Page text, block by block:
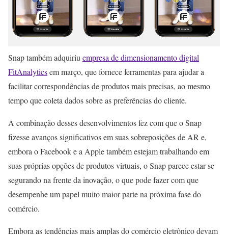
Snap também adquiriu empresa de dimensionamento digital
FitAnalyticsem março, que fornece ferramentas para ajudar a
facilitar correspondências de produtos mais precisas, ao mesmo
tempo que coleta dados sobre as preferências do cliente.
A combinação desses desenvolvimentos fez com que o Snap
fizesse avanços significativos em suas sobreposições de AR e,
embora o Facebook e a Apple também estejam trabalhando em
suas próprias opções de produtos virtuais, o Snap parece estar se
segurando na frente da inovação, o que pode fazer com que
desempenhe um papel muito maior parte na próxima fase do
comércio.
Embora as tendências mais amplas do comércio eletrônico devam